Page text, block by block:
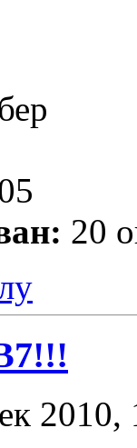
20
2010,